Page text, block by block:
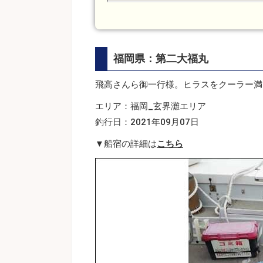
福岡県：第二大福丸
飛高さんら御一行様。ヒラスをクーラー
エリア：福岡_玄界灘エリア
釣行日：2021年09月07日
▼船宿の詳細はこちら